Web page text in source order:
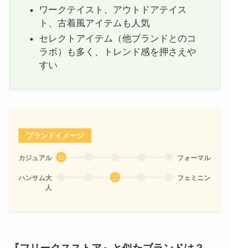
ワークテイスト、アウトドアテイス
ト、古着風アイテムも人気
セレクトアイテム（他ブランドとのコ
ラボ）も多く、トレンド感を押さえや
すい
ブランドイメージ
カジュアル フォーマル
ハンサム大
人
フェミニン